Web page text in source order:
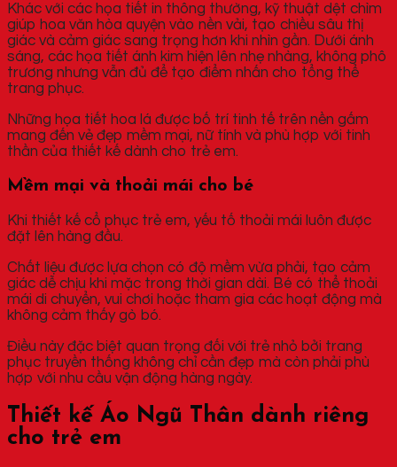
Khác với các họa tiết in thông thường, kỹ thuật dệt chìm
giúp hoa văn hòa quyện vào nền vải, tạo chiều sâu thị
giác và cảm giác sang trọng hơn khi nhìn gần. Dưới ánh
sáng, các họa tiết ánh kim hiện lên nhẹ nhàng, không phô
trương nhưng vẫn đủ để tạo điểm nhấn cho tổng thể
trang phục.
Những họa tiết hoa lá được bố trí tinh tế trên nền gấm
mang đến vẻ đẹp mềm mại, nữ tính và phù hợp với tinh
thần của thiết kế dành cho trẻ em.
Mềm mại và thoải mái cho bé
Khi thiết kế cổ phục trẻ em, yếu tố thoải mái luôn được
đặt lên hàng đầu.
Chất liệu được lựa chọn có độ mềm vừa phải, tạo cảm
giác dễ chịu khi mặc trong thời gian dài. Bé có thể thoải
mái di chuyển, vui chơi hoặc tham gia các hoạt động mà
không cảm thấy gò bó.
Điều này đặc biệt quan trọng đối với trẻ nhỏ bởi trang
phục truyền thống không chỉ cần đẹp mà còn phải phù
hợp với nhu cầu vận động hàng ngày.
Thiết kế Áo Ngũ Thân dành riêng
cho trẻ em